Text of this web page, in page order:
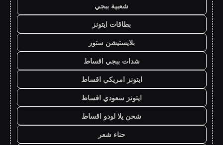
شعبية ببجي
بطاقات ايتونز
بلايستيشن ستور
شدات ببجي اقساط
ايتونز امريكي اقساط
ايتونز سعودي اقساط
شحن يلا لودو اقساط
حناء شعر